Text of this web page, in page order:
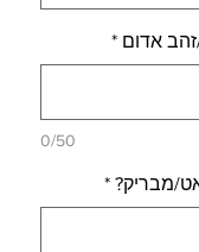
אדום *
0/50
מבריק? *